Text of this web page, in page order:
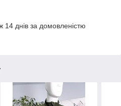
днів за домовленістю